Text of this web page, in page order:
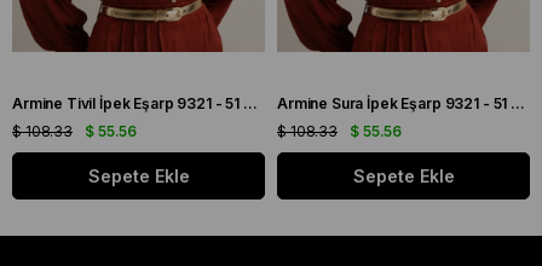
Armine Tivil İpek Eşarp 9321 - 51 Turuncu Karışık Desen
$ 55.56
$ 108.33
Sepete Ekle
Armine Sura İpek Eşarp 9321 - 51 Turuncu Karışık Desen
$ 55.56
$ 108.33
Sepete Ekle